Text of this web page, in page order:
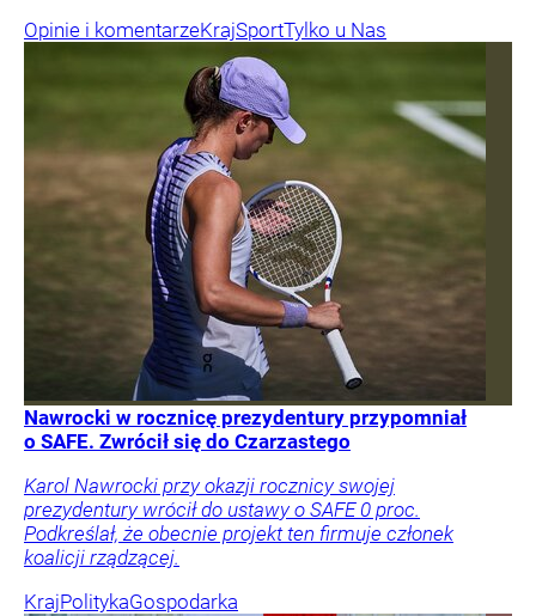
Opinie i komentarzeKrajSportTylko u Nas
Nawrocki w rocznicę prezydentury przypomniał
o SAFE. Zwrócił się do Czarzastego
Karol Nawrocki przy okazji rocznicy swojej
prezydentury wrócił do ustawy o SAFE 0 proc.
Podkreślał, że obecnie projekt ten firmuje członek
koalicji rządzącej.
KrajPolitykaGospodarka